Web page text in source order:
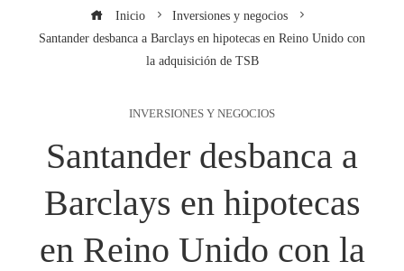
Inicio
Inversiones y negocios
Santander desbanca a Barclays en hipotecas en Reino Unido con
la adquisición de TSB
INVERSIONES Y NEGOCIOS
Santander desbanca a
Barclays en hipotecas
en Reino Unido con la